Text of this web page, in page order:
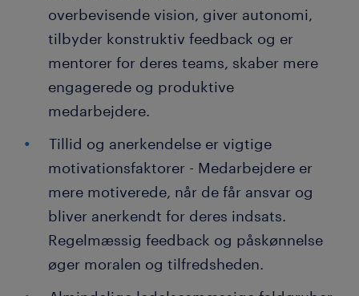
overbevisende vision, giver autonomi,
tilbyder konstruktiv feedback og er
mentorer for deres teams, skaber mere
engagerede og produktive
medarbejdere.
Tillid og anerkendelse er vigtige
motivationsfaktorer - Medarbejdere er
mere motiverede, når de får ansvar og
bliver anerkendt for deres indsats.
Regelmæssig feedback og påskønnelse
øger moralen og tilfredsheden.